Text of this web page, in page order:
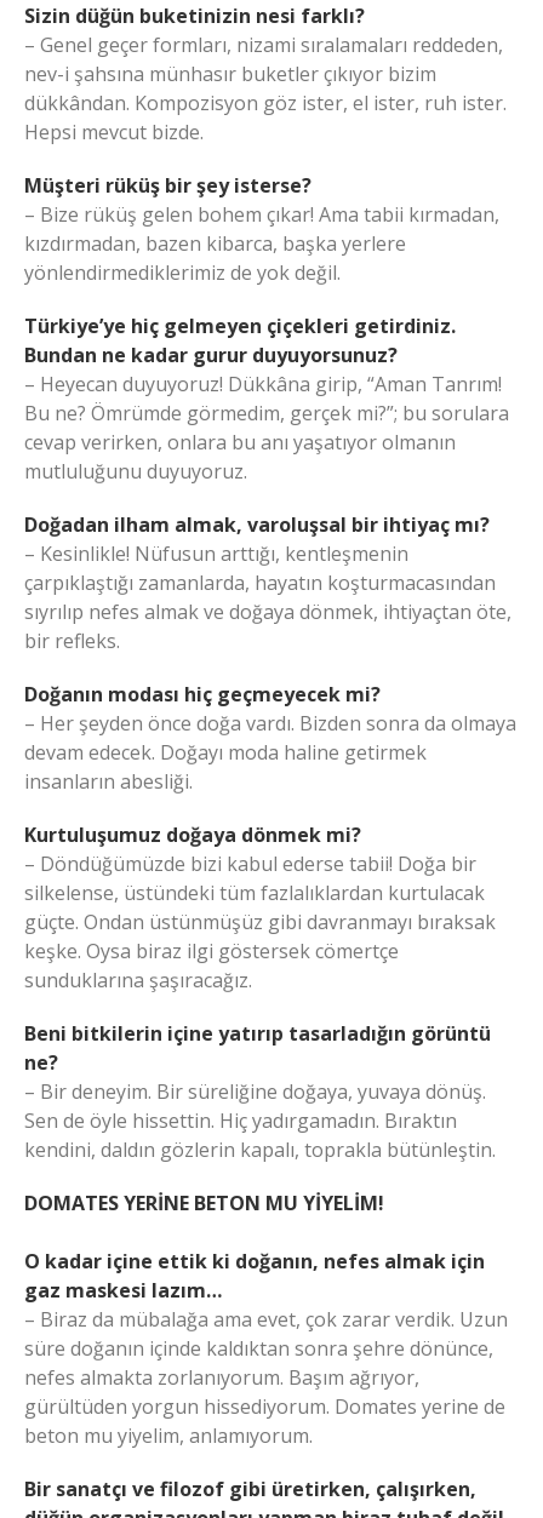
Sizin düğün buketinizin nesi farklı?
– Genel geçer formları, nizami sıralamaları reddeden,
nev-i şahsına münhasır buketler çıkıyor bizim
dükkândan. Kompozisyon göz ister, el ister, ruh ister.
Hepsi mevcut bizde.
Müşteri rüküş bir şey isterse?
– Bize rüküş gelen bohem çıkar! Ama tabii kırmadan,
kızdırmadan, bazen kibarca, başka yerlere
yönlendirmediklerimiz de yok değil.
Türkiye’ye hiç gelmeyen çiçekleri getirdiniz.
Bundan ne kadar gurur duyuyorsunuz?
– Heyecan duyuyoruz! Dükkâna girip, “Aman Tanrım!
Bu ne? Ömrümde görmedim, gerçek mi?”; bu sorulara
cevap verirken, onlara bu anı yaşatıyor olmanın
mutluluğunu duyuyoruz.
Doğadan ilham almak, varoluşsal bir ihtiyaç mı?
– Kesinlikle! Nüfusun arttığı, kentleşmenin
çarpıklaştığı zamanlarda, hayatın koşturmacasından
sıyrılıp nefes almak ve doğaya dönmek, ihtiyaçtan öte,
bir refleks.
Doğanın modası hiç geçmeyecek mi?
– Her şeyden önce doğa vardı. Bizden sonra da olmaya
devam edecek. Doğayı moda haline getirmek
insanların abesliği.
Kurtuluşumuz doğaya dönmek mi?
– Döndüğümüzde bizi kabul ederse tabii! Doğa bir
silkelense, üstündeki tüm fazlalıklardan kurtulacak
güçte. Ondan üstünmüşüz gibi davranmayı bıraksak
keşke. Oysa biraz ilgi göstersek cömertçe
sunduklarına şaşıracağız.
Beni bitkilerin içine yatırıp tasarladığın görüntü
ne?
– Bir deneyim. Bir süreliğine doğaya, yuvaya dönüş.
Sen de öyle hissettin. Hiç yadırgamadın. Bıraktın
kendini, daldın gözlerin kapalı, toprakla bütünleştin.
DOMATES YERİNE BETON MU YİYELİM!
O kadar içine ettik ki doğanın, nefes almak için
gaz maskesi lazım…
– Biraz da mübalağa ama evet, çok zarar verdik. Uzun
süre doğanın içinde kaldıktan sonra şehre dönünce,
nefes almakta zorlanıyorum. Başım ağrıyor,
gürültüden yorgun hissediyorum. Domates yerine de
beton mu yiyelim, anlamıyorum.
Bir sanatçı ve filozof gibi üretirken, çalışırken,